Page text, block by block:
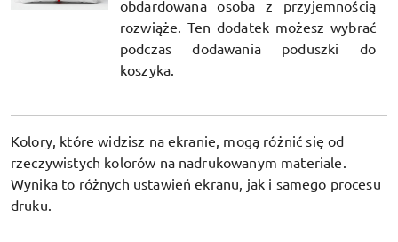
obdardowana osoba z przyjemnością
rozwiąże. Ten dodatek możesz wybrać
podczas dodawania poduszki do
koszyka.
Kolory, które widzisz na ekranie, mogą różnić się od
rzeczywistych kolorów na nadrukowanym materiale.
Wynika to różnych ustawień ekranu, jak i samego procesu
druku.